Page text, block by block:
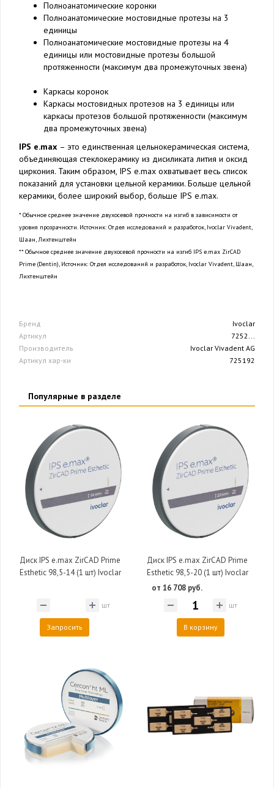
Полноанатомические коронки
Полноанатомические мостовидные протезы на 3
единицы
Полноанатомические мостовидные протезы на 4
единицы или мостовидные протезы большой
протяженности (максимум два промежуточных звена)
Каркасы коронок
Каркасы мостовидных протезов на 3 единицы или
каркасы протезов большой протяженности (максимум
два промежуточных звена)
IPS e.max – это единственная цельнокерамическая система,
объединяющая стеклокерамику из дисиликата лития и оксид
циркония. Таким образом, IPS e.max охватывает весь список
показаний для установки цельной керамики. Больше цельной
керамики, более широкий выбор, больше IPS e.max.
* Обычное среднее значение двухосевой прочности на изгиб в зависимости от
уровня прозрачности. Источник: Отдел исследований и разработок, Ivoclar Vivadent,
Шаан, Лихтенштейн
** Обычное среднее значение двухосевой прочности на изгиб IPS e.max ZirCAD
Prime (Dentin), Источник: Отдел исследований и разработок, Ivoclar Vivadent, Шаан,
Лихтенштейн
Бренд
Ivoclar
Артикул
7252...
Производитель
Ivoclar Vivadent AG
Артикул хар-ки
725192
Популярные в разделе
Диск IPS e.max ZirCAD Prime
Esthetic 98,5-14 (1 шт) Ivoclar
шт
Запросить
Диск IPS e.max ZirCAD Prime
Esthetic 98,5-20 (1 шт) Ivoclar
от 16 708 руб.
шт
В корзину